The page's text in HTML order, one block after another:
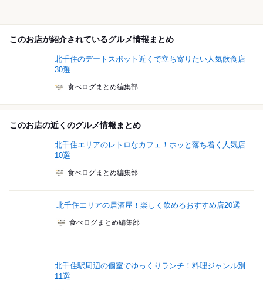
このお店が紹介されているグルメ情報まとめ
北千住のデートスポット近くで立ち寄りたい人気飲食店
30選
食べログまとめ編集部
このお店の近くのグルメ情報まとめ
北千住エリアのレトロなカフェ！ホッと落ち着く人気店
10選
食べログまとめ編集部
北千住エリアの居酒屋！楽しく飲めるおすすめ店20選
食べログまとめ編集部
北千住駅周辺の個室でゆっくりランチ！料理ジャンル別
11選